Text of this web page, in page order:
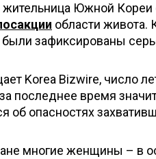
жительница Южной Кореи
области живота.
зафиксированы
Korea Bizwire, число
последнее время
об опасностях
многие женщины – в